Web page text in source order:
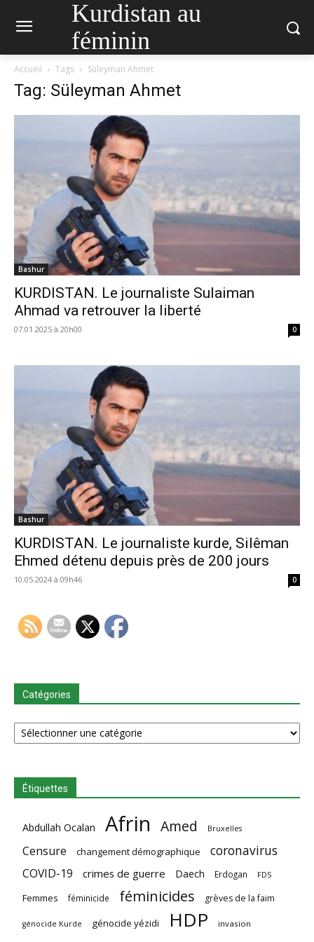
Kurdistan au
féminin
Accueil Tags Süleyman Ahmet
Tag: Süleyman Ahmet
Bashur
KURDISTAN. Le journaliste Sulaiman
Ahmad va retrouver la liberté
07.01.2025 à 20h00 0
Bashur
KURDISTAN. Le journaliste kurde, Silêman
Ehmed détenu depuis près de 200 jours
10.05.2024 à 09h46 0
Catégories
Catégories
Étiquettes
Abdullah Ocalan Afrin Amed Bruxelles
Censure changement démographique coronavirus
COVID-19 crimes de guerre Daech Erdogan FDS
Femmes féminicide féminicides grèves de la faim
génocide Kurde génocide yézidi HDP invasion